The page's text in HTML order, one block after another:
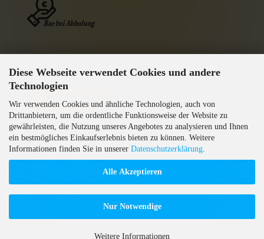
Diese Webseite verwendet Cookies und andere
Technologien
Wir verwenden Cookies und ähnliche Technologien, auch von
Drittanbietern, um die ordentliche Funktionsweise der Website zu
gewährleisten, die Nutzung unseres Angebotes zu analysieren und Ihnen
ein bestmögliches Einkaufserlebnis bieten zu können. Weitere
Informationen finden Sie in unserer Datenschutzerklärung
Alle Akzeptieren
Nur Notwendige
Weitere Informationen
GEPRÜFTE AGB